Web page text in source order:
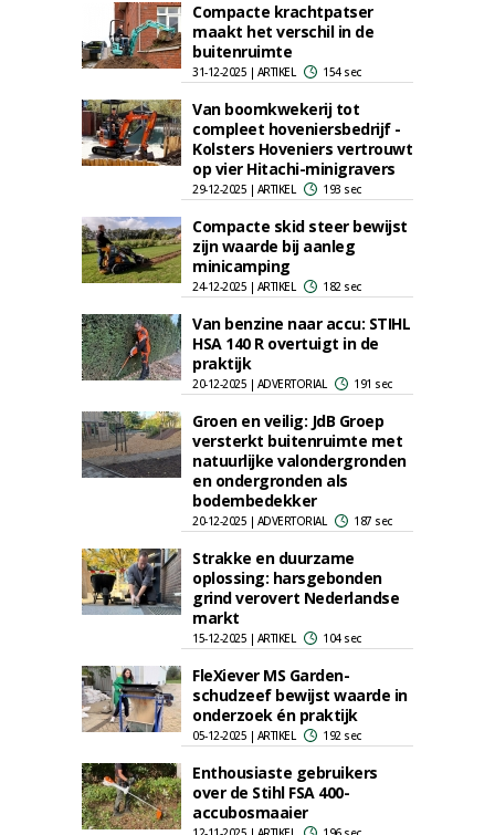
Compacte krachtpatser
maakt het verschil in de
buitenruimte
31-12-2025 | ARTIKEL 154 sec
Van boomkwekerij tot
compleet hoveniersbedrijf -
Kolsters Hoveniers vertrouwt
op vier Hitachi-minigravers
29-12-2025 | ARTIKEL 193 sec
Compacte skid steer bewijst
zijn waarde bij aanleg
minicamping
24-12-2025 | ARTIKEL 182 sec
Van benzine naar accu: STIHL
HSA 140 R overtuigt in de
praktijk
20-12-2025 | ADVERTORIAL 191 sec
Groen en veilig: JdB Groep
versterkt buitenruimte met
natuurlijke valondergronden
en ondergronden als
bodembedekker
20-12-2025 | ADVERTORIAL 187 sec
Strakke en duurzame
oplossing: harsgebonden
grind verovert Nederlandse
markt
15-12-2025 | ARTIKEL 104 sec
FleXiever MS Garden-
schudzeef bewijst waarde in
onderzoek én praktijk
05-12-2025 | ARTIKEL 192 sec
Enthousiaste gebruikers
over de Stihl FSA 400-
accubosmaaier